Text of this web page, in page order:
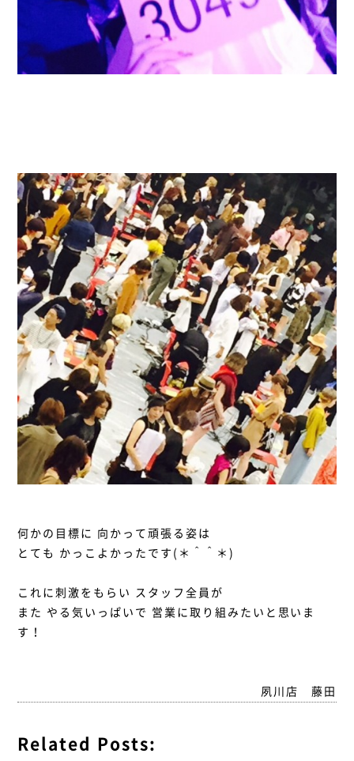
何かの目標に 向かって頑張る姿は
とても かっこよかったです(＊＾＾＊)
これに刺激をもらい スタッフ全員が
また やる気いっぱいで 営業に取り組みたいと思いま
す！
夙川店 藤田
Related Posts: